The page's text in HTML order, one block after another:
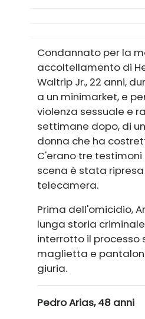
Condannato per la
accoltellamento di
Waltrip Jr., 22 anni,
a un minimarket, e
violenza sessuale e
settimane dopo, di
donna che ha
C'erano tre testimoni
scena è stata
telecamera.
Prima dell'omicidio,
lunga storia
interrotto il processo
maglietta e
giuria.
Pedro Arias, 48 ​​anni